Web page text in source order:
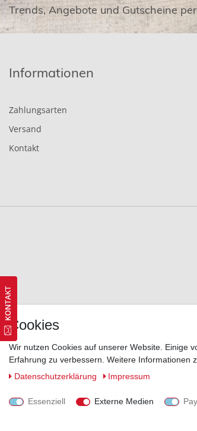
Trends, Angebote und Gutscheine
Informationen
Zahlungsarten
Versand
Kontakt
Cookies
Wir nutzen Cookies auf unserer Website. Einige
Erfahrung zu verbessern. Weitere Informationen
Daten­schutz­erklärung
Impressum
Essenziell Externe Medien